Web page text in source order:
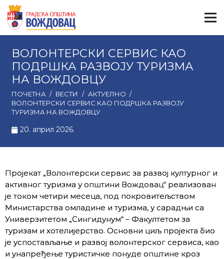
ВОЛОНТЕРСКИ СЕРВИС КАО
ПОДРШКА РАЗВОЈУ ТУРИЗМА
НА ВОЖДОВЦУ
ПОЧЕТНА / ВЕСТИ / АКТУЕЛНО /
ВОЛОНТЕРСКИ СЕРВИС КАО ПОДРШКА РАЗВОЈУ
ТУРИЗМА НА ВОЖДОВЦУ
20. април 2026.
Пројекат „Волонтерски сервис за развој културног и
активног туризма у општини Вождовац“ реализован
је током четири месеца, под покровитељством
Министарства омладине и туризма, у сарадњи са
Универзитетом „Сингидунум“ – Факултетом за
туризам и хотелијерство. Основни циљ пројекта био
је успостављање и развој волонтерског сервиса, као
и унапређење туристичке понуде општине кроз